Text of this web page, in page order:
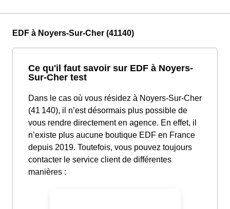
EDF à Noyers-Sur-Cher (41140)
Ce qu'il faut savoir sur EDF à Noyers-
Sur-Cher test
Dans le cas où vous résidez à Noyers-Sur-Cher
(41 140), il n’est désormais plus possible de
vous rendre directement en agence. En effet, il
n’existe plus aucune boutique EDF en France
depuis 2019. Toutefois, vous pouvez toujours
contacter le service client de différentes
manières :